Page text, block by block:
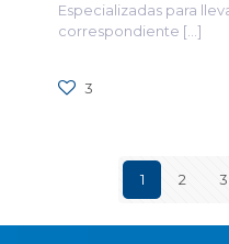
Especializadas para
correspondiente […]
3
1 2 3